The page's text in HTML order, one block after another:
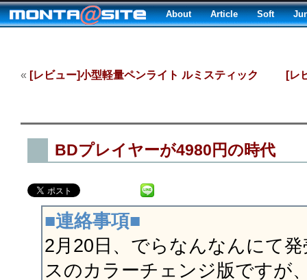
About Article Soft
« [レビュー]小型軽量ペンライト ルミスティック [レ
BDプレイヤーが4980円の時代
■連絡事項■
2月20日、でらなんなんにて
スのカラーチェンジ版ですが